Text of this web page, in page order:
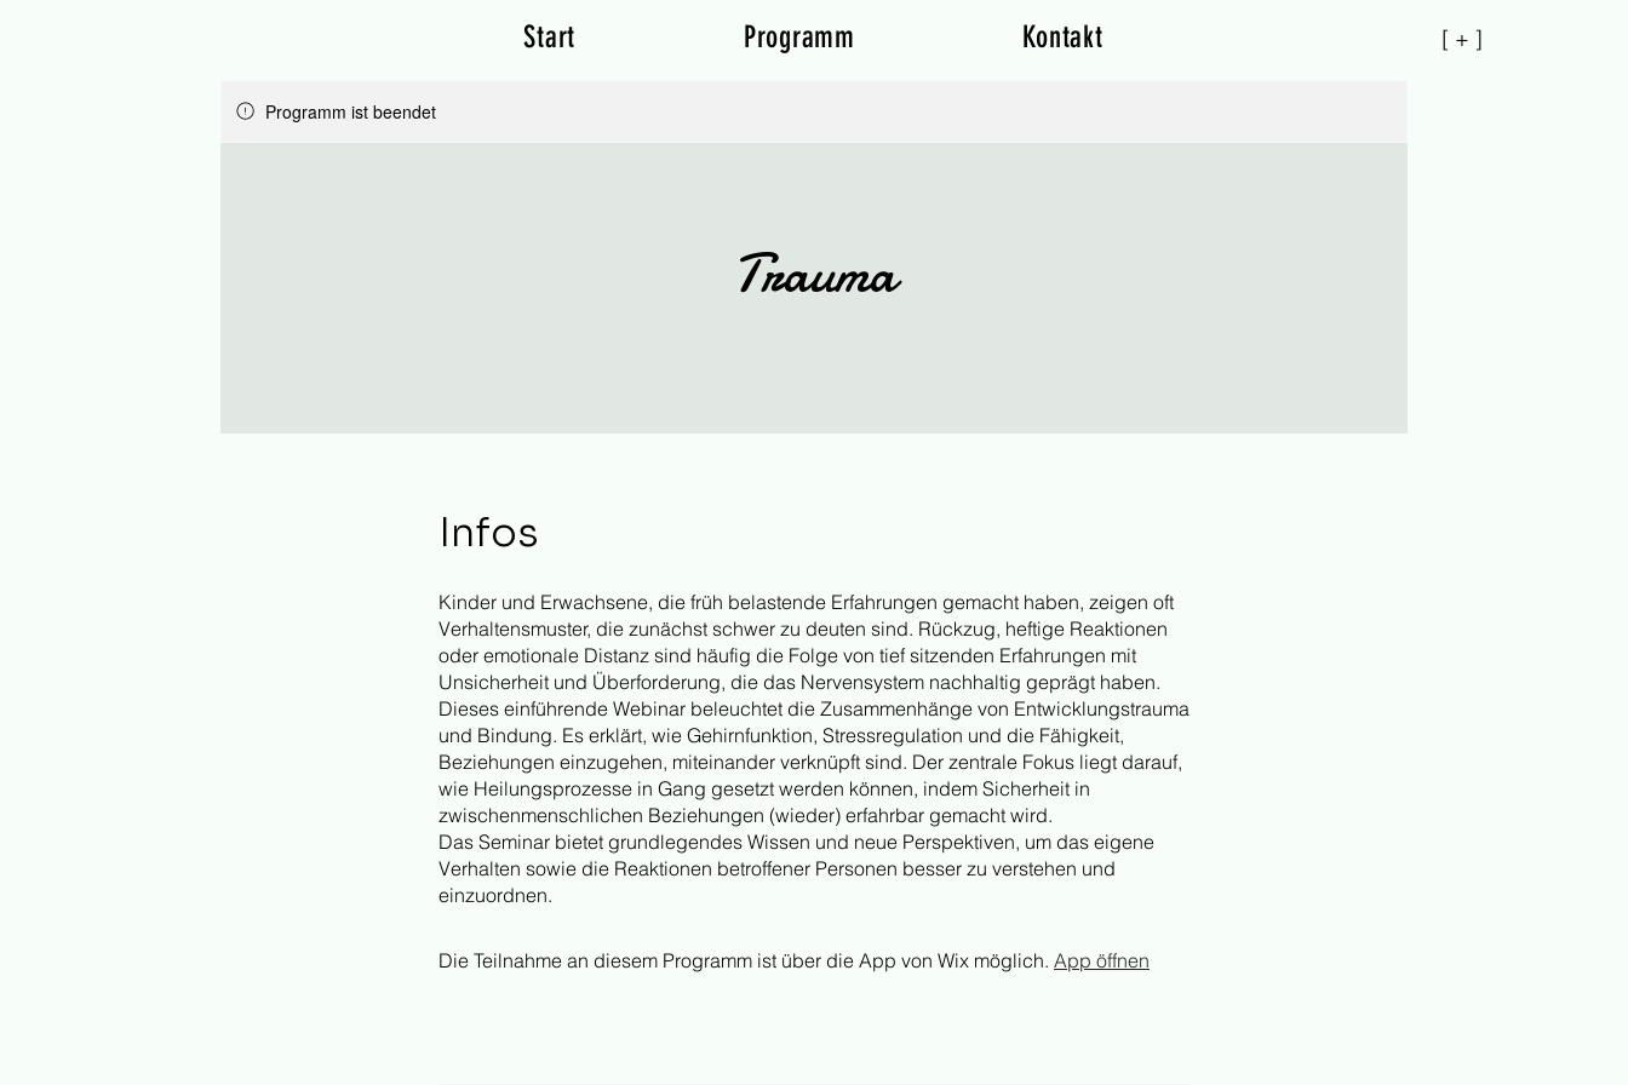
[ + ]
Start Programm Kontakt
Programm ist beendet
Trauma
Infos
Kinder und Erwachsene, die früh belastende Erfahrungen gemacht haben, zeigen oft
Verhaltensmuster, die zunächst schwer zu deuten sind. Rückzug, heftige Reaktionen
oder emotionale Distanz sind häufig die Folge von tief sitzenden Erfahrungen mit
Unsicherheit und Überforderung, die das Nervensystem nachhaltig geprägt haben.
Dieses einführende Webinar beleuchtet die Zusammenhänge von Entwicklungstrauma
und Bindung. Es erklärt, wie Gehirnfunktion, Stressregulation und die Fähigkeit,
Beziehungen einzugehen, miteinander verknüpft sind. Der zentrale Fokus liegt darauf,
wie Heilungsprozesse in Gang gesetzt werden können, indem Sicherheit in
zwischenmenschlichen Beziehungen (wieder) erfahrbar gemacht wird.
Das Seminar bietet grundlegendes Wissen und neue Perspektiven, um das eigene
Verhalten sowie die Reaktionen betroffener Personen besser zu verstehen und
einzuordnen.
Die Teilnahme an diesem Programm ist über die App von Wix möglich. App öffnen